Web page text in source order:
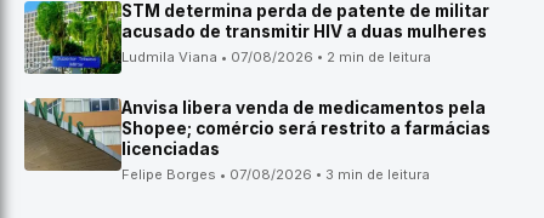
STM determina perda de patente de militar
acusado de transmitir HIV a duas mulheres
Ludmila Viana • 07/08/2026 • 2 min de leitura
Anvisa libera venda de medicamentos pela
Shopee; comércio será restrito a farmácias
licenciadas
Felipe Borges • 07/08/2026 • 3 min de leitura